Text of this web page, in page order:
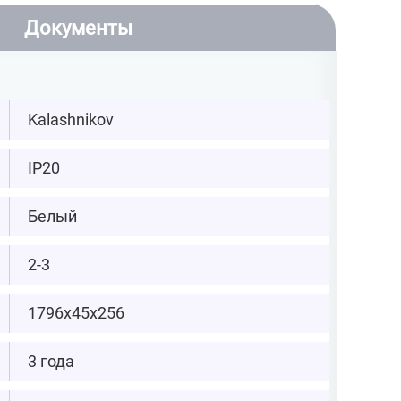
Документы
Kalashnikov
IP20
Белый
2-3
1796х45х256
3 года